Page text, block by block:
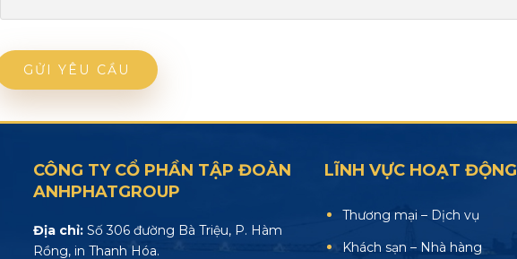
CÔNG TY CỔ PHẦN TẬP ĐOÀN
ANHPHATGROUP
Địa chỉ: Số 306 đường Bà Triệu, P. Hàm
Rồng, in Thanh Hóa.
LĨNH VỰC HOẠT ĐỘNG
Thương mại – Dịch vụ
Khách sạn – Nhà hàng